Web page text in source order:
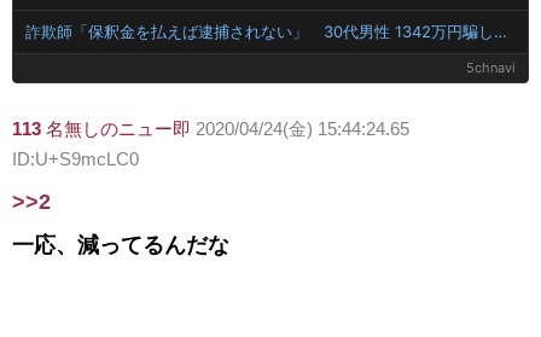
詐欺師「保釈金を払えば逮捕されない」 30代男性 1342万円騙し取られたあと警察に誘導され被害が発覚
5chnavi
113 名無しのニュー即 2020/04/24(金) 15:44:24.65
ID:U+S9mcLC0
>>2
一応、減ってるんだな